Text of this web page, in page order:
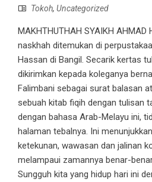
Tokoh, Uncategorized
MAKHTHUTHAH SYAIKH AHMAD
naskhah ditemukan di
Hassan di Bangil. Secarik kertas
dikirimkan kepada koleganya
Falimbani sebagai surat balasan
sebuah kitab fiqih dengan tulisan
dengan bahasa Arab-Melayu ini,
halaman tebalnya. Ini
ketekunan, wawasan dan jalinan
melampaui zamannya benar-
Sungguh kita yang hidup hari ini